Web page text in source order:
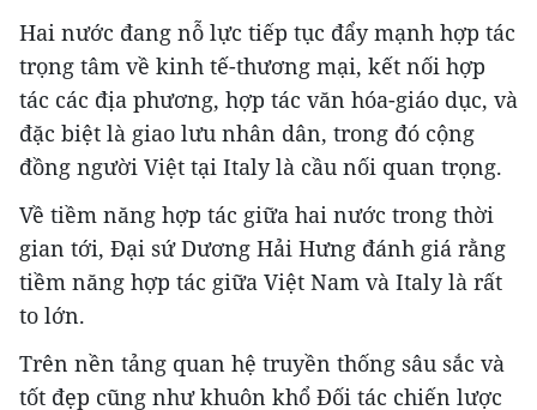
Hai nước đang nỗ lực tiếp tục đẩy mạnh hợp tác
trọng tâm về kinh tế-thương mại, kết nối hợp
tác các địa phương, hợp tác văn hóa-giáo dục, và
đặc biệt là giao lưu nhân dân, trong đó cộng
đồng người Việt tại Italy là cầu nối quan trọng.
Về tiềm năng hợp tác giữa hai nước trong thời
gian tới, Đại sứ Dương Hải Hưng đánh giá rằng
tiềm năng hợp tác giữa Việt Nam và Italy là rất
to lớn.
Trên nền tảng quan hệ truyền thống sâu sắc và
tốt đẹp cũng như khuôn khổ Đối tác chiến lược